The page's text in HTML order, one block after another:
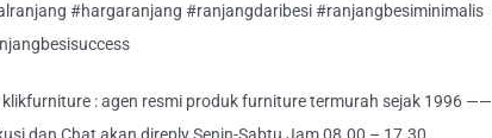
#hargaranjang #ranjangdaribesi #ranjangbesiminimalis
: agen resmi produk furniture termurah sejak 1996 ——